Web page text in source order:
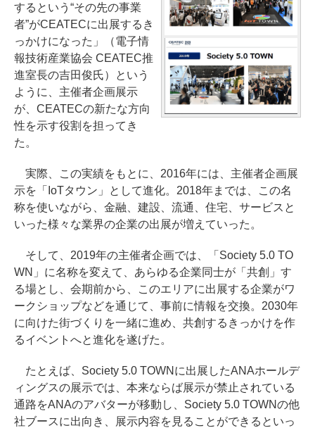
するという“その先の事業
者”がCEATECに出展するき
っかけになった」（電子情
報技術産業協会 CEATEC推
進室長の吉田俊氏）という
ように、主催者企画展示
が、CEATECの新たな方向
性を示す役割を担ってき
た。
実際、この実績をもとに、2016年には、主催者企画展
示を「IoTタウン」として進化。2018年までは、この名
称を使いながら、金融、建設、流通、住宅、サービスと
いった様々な業界の企業の出展が増えていった。
そして、2019年の主催者企画では、「Society 5.0 TO
WN」に名称を変えて、あらゆる企業同士が「共創」す
る場とし、会期前から、このエリアに出展する企業がワ
ークショップなどを通じて、事前に情報を交換。2030年
に向けた街づくりを一緒に進め、共創するきっかけを作
るイベントへと進化を遂げた。
たとえば、Society 5.0 TOWNに出展したANAホールデ
ィングスの展示では、本来ならば展示が禁止されている
通路をANAのアバターが移動し、Society 5.0 TOWNの他
社ブースに出向き、展示内容を見ることができるといっ